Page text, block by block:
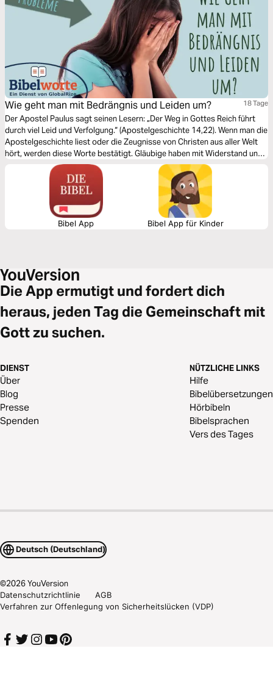
Wie geht man mit Bedrängnis und Leiden um? 18 Tage
Der Apostel Paulus sagt seinen Lesern: „Der Weg in Gottes Reich führt
durch viel Leid und Verfolgung.“ (Apostelgeschichte 14,22). Wenn man die
Apostelgeschichte liest oder die Zeugnisse von Christen aus aller Welt
hört, werden diese Worte bestätigt. Gläubige haben mit Widerstand und
Verfolgung zu kämpfen. Vielleicht erlebst du selbst Bedrängnis. Mit
diesem Leseplan wollen wir dich ermutigen und dir zeigen, wie du mit Leid
umgehen kannst.
Bibel App Bibel App für Kinder
Die App ermutigt und fordert dich
heraus, jeden Tag die Gemeinschaft mit
Gott zu suchen.
DIENST
Über
Blog
Presse
Spenden
NÜTZLICHE LINKS
Hilfe
Bibelübersetzungen
Hörbibeln
Bibelsprachen
Vers des Tages
Deutsch (Deutschland)
©2026YouVersion
Datenschutzrichtlinie
AGB
Verfahren zur Offenlegung von Sicherheitslücken (VDP)